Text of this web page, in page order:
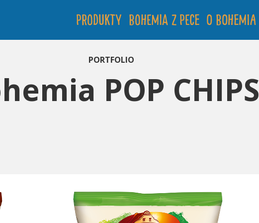
Produkty Bohemia Z PECE O Bohemia
PORTFOLIO
POP CHIPS